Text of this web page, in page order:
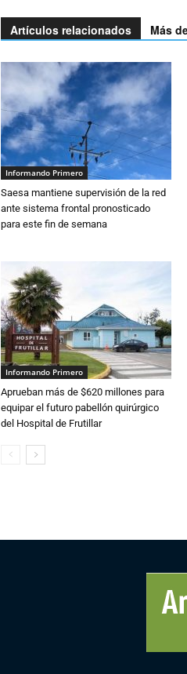
Artículos relacionados Más
Informando Primero
Saesa mantiene supervisión de la red
ante sistema frontal pronosticado
para este fin de semana
Informando Primero
Aprueban más de $620 millones para
equipar el futuro pabellón quirúrgico
del Hospital de Frutillar